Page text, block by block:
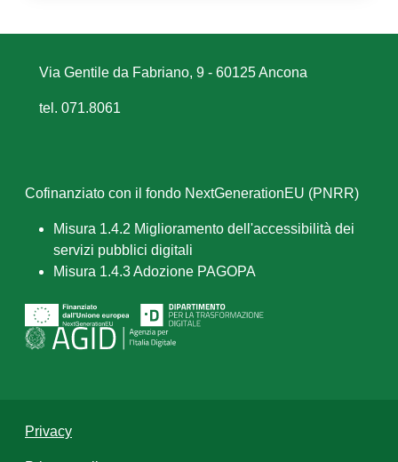
Via Gentile da Fabriano, 9 - 60125 Ancona
tel. 071.8061
Cofinanziato con il fondo NextGenerationEU (PNRR)
Misura 1.4.2 Miglioramento dell'accessibilità dei
servizi pubblici digitali
Misura 1.4.3 Adozione PAGOPA
Privacy